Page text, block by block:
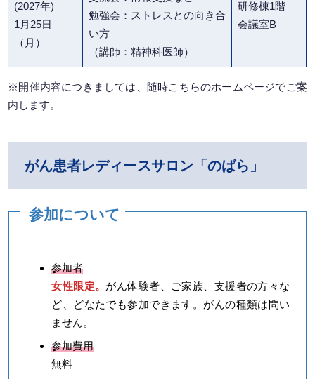
(2027年)
1月25日
（月）
勉強会：ストレスとの向き合
い方
（講師：精神科医師）
研修棟1階
会議室B
※開催内容につきましては、随時こちらのホームページでご案
内します。
がん患者レディースサロン「のばら」
参加について
参加者
女性限定。 がん体験者、ご家族、支援者の方々な
ど、どなたでも参加できます。がんの種類は問い
ません。
参加費用
無料